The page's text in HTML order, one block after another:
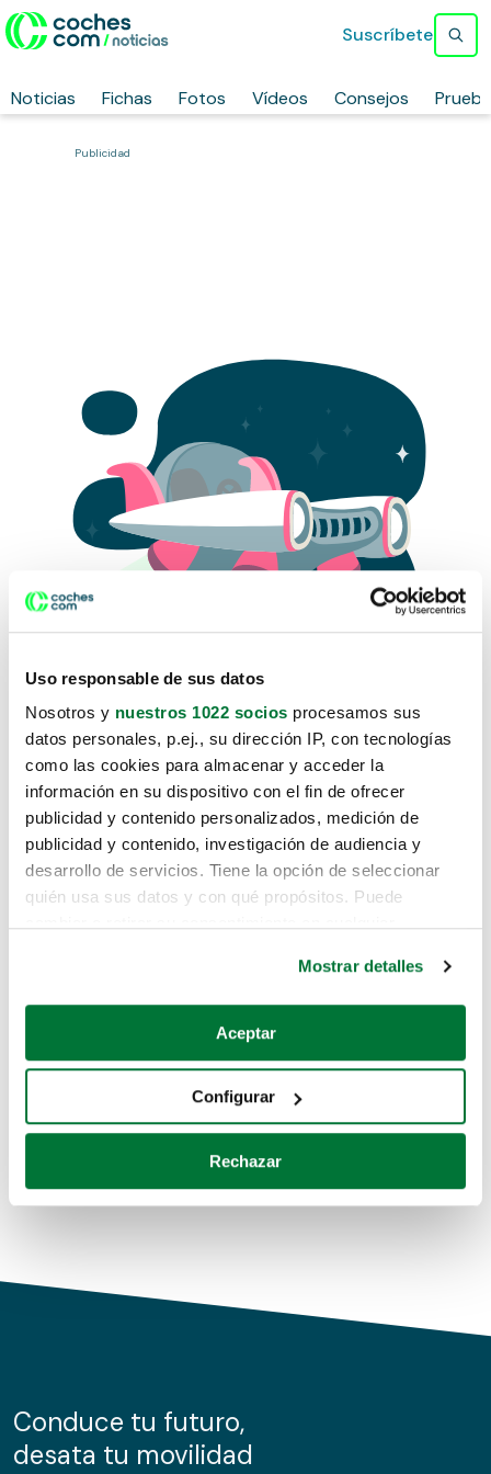
Uso responsable de sus datos
Nosotros y nuestros 1022 socios procesamos sus
datos personales, p.ej., su dirección IP, con tecnologías
como las cookies para almacenar y acceder la
información en su dispositivo con el fin de ofrecer
publicidad y contenido personalizados, medición de
publicidad y contenido, investigación de audiencia y
desarrollo de servicios. Tiene la opción de seleccionar
quién usa sus datos y con qué propósitos. Puede
Si lo permite, también quisiéramos:
Recopilar información sobre su ubicación geográfica
Identificar su dispositivo analizándolo activamente
para buscar características específicas (huellas
Obtenga más información sobre cómo se procesan sus
de cookies.
información sobre el uso que haga del sitio web con
nuestros partners de redes sociales, publicidad y análisis
Mostrar detalles
Aceptar
Configurar
Rechazar
Noticias Fichas Fotos Vídeos Consejos
Suscríbete
Publicidad
Lo sentimos, no sabemos como
te hemos traido hasta aquí.
Pero puedes encontrar el coche que estás
buscando en alguno de estos enlaces:
Coches de segunda mano
Coches de km0
Conduce tu futuro,
desata tu movilidad